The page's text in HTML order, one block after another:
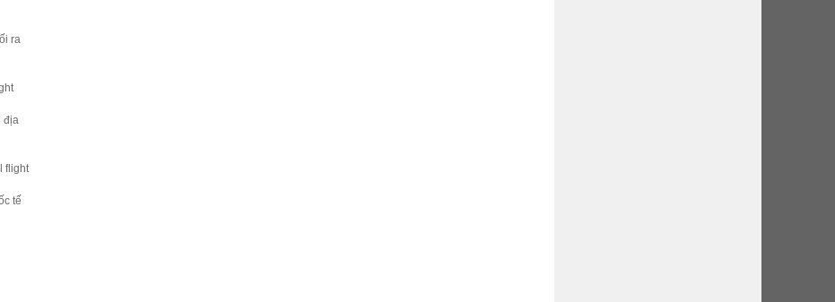
ra
địa
flight
tế